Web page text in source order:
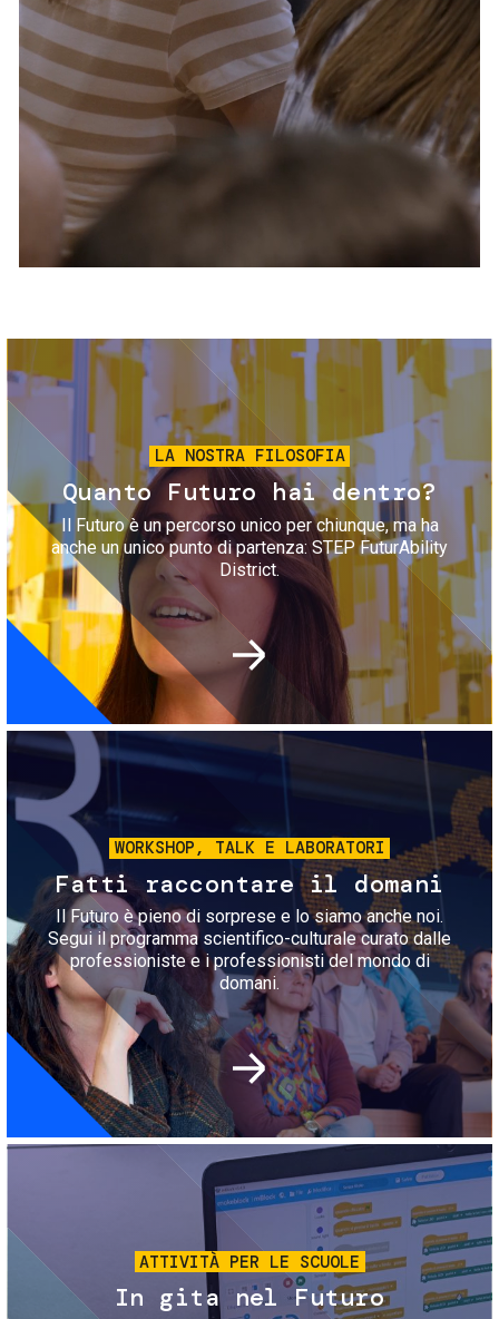
Servizi e accessibilità
Contatti
FAQ
Biglietti
Immagine
LA NOSTRA FILOSOFIA
Quanto Futuro hai dentro?
Il Futuro è un percorso unico per chiunque, ma ha
anche un unico punto di partenza: STEP FuturAbility
District.
Immagine
WORKSHOP, TALK E LABORATORI
Fatti raccontare il domani
Il Futuro è pieno di sorprese e lo siamo anche noi.
Segui il programma scientifico-culturale curato dalle
professioniste e i professionisti del mondo di
domani.
Immagine
ATTIVITÀ PER LE SCUOLE
In gita nel Futuro